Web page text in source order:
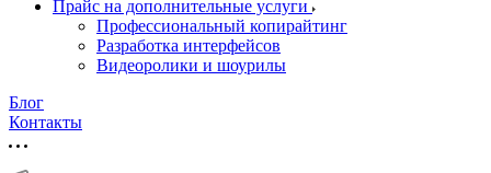
Прайс на дополнительные услуги
Профессиональный копирайтинг
Разработка интерфейсов
Видеоролики и шоурилы
Блог
Контакты